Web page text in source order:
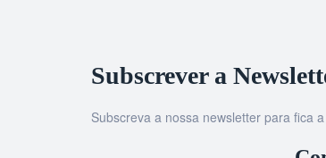
Subscrever a
Subscreva a nossa newsletter para fica